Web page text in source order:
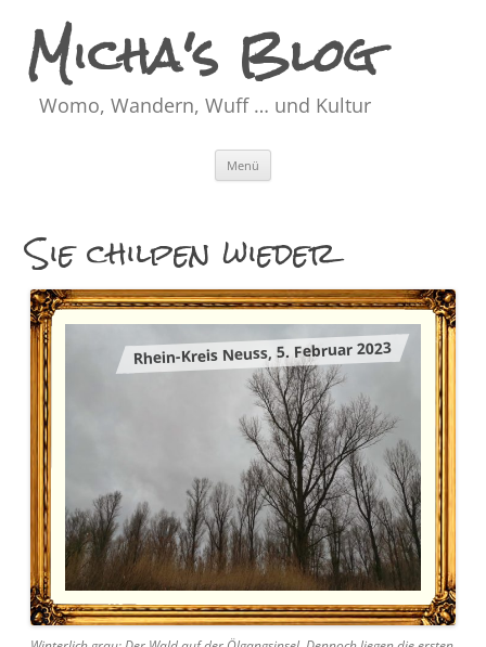
Micha's Blog
Womo, Wandern, Wuff … und Kultur
Menü
Sie chilpen wieder
Rhein-Kreis Neuss, 5. Februar 2023